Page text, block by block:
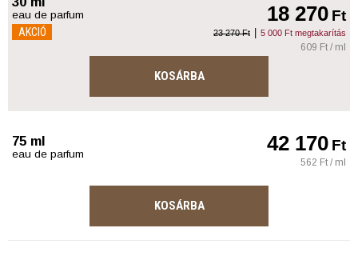
eau de parfum
AKCIÓ 23 270 Ft | 5 000 Ft megtakarítás
18 270Ft
609 Ft / ml
KOSÁRBA
75 ml
eau de parfum 42 170Ft
562 Ft / ml
KOSÁRBA